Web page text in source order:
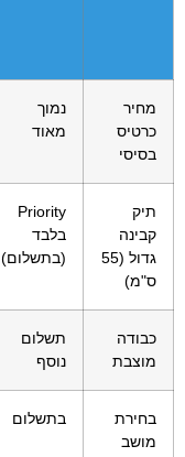
מחיר
כרטיס
בסיסי
נמוך
מאוד
תיק
קבינה
גדול (55
ס"מ)
Priority
בלבד
(בתשלום)
כבודה
מוצבת
תשלום
נוסף
בחירת
מושב
בתשלום